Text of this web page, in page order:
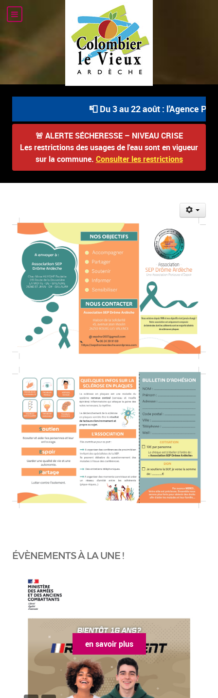
📮 Du 3 au 22 août : l'Agence
🚨 ALERTE SÉCHERESSE – NIVEAU CRISE
Les restrictions des usages de l'eau sont en vigueur
sur la commune. Consulter les restrictions
ÉVÈNEMENTS À LA UNE !
en savoir plus